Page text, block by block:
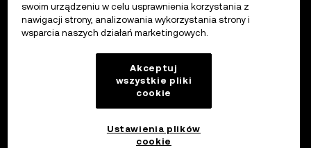
swoim urządzeniu w celu usprawnienia korzystania z
nawigacji strony, analizowania wykorzystania strony i
wsparcia naszych działań marketingowych.
Akceptuj
wszystkie pliki
cookie
Ustawienia plików
cookie